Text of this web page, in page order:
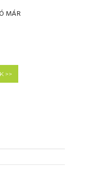
MÁR
>>